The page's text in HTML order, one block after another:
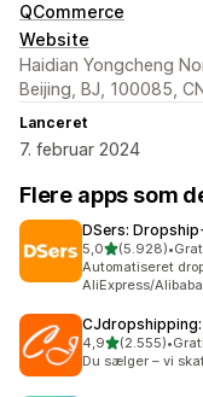
QCommerce
Website
Haidian Yongcheng
Beijing, BJ, 100085, CN
Lanceret
7. februar 2024
Flere apps som
DSers:
5,0ud af 5 stjerner
(5.928)
5928 •
Automatiseret
AliExpress/
4,9ud af 5 stjerner
(2.555)
2555 •
Du sælger – vi